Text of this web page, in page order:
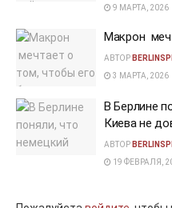
9 МАРТА, 2026
Макрон
АВТОР
3 МАРТА, 2026
В Берлине
Киева не
АВТОР
19 ФЕВРАЛЯ,